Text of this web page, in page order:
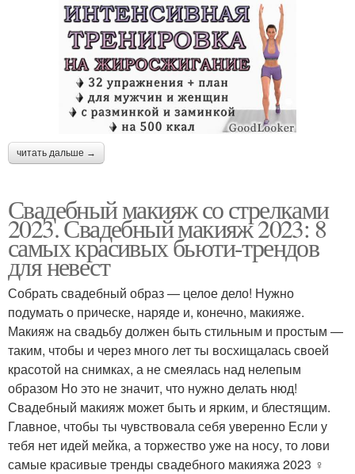
читать дальше →
Свадебный макияж со стрелками
2023. Свадебный макияж 2023: 8
самых красивых бьюти-трендов
для невест
Собрать свадебный образ — целое дело! Нужно
подумать о прическе, наряде и, конечно, макияже.
Макияж на свадьбу должен быть стильным и простым —
таким, чтобы и через много лет ты восхищалась своей
красотой на снимках, а не смеялась над нелепым
образом Но это не значит, что нужно делать нюд!
Свадебный макияж может быть и ярким, и блестящим.
Главное, чтобы ты чувствовала себя уверенно Если у
тебя нет идей мейка, а торжество уже на носу, то лови
самые красивые тренды свадебного макияжа 2023 ‍♀️